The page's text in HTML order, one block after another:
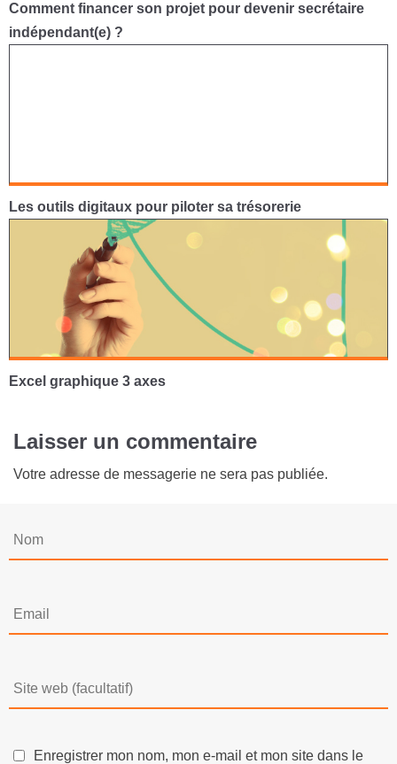
Comment financer son projet pour devenir secrétaire
indépendant(e) ?
Les outils digitaux pour piloter sa trésorerie
Excel graphique 3 axes
Laisser un commentaire
Votre adresse de messagerie ne sera pas publiée.
Enregistrer mon nom, mon e-mail et mon site dans le